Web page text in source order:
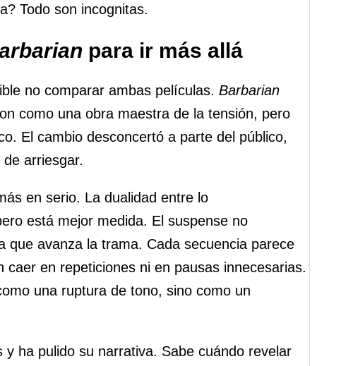
Todo son incognitas.
para ir más allá
no comparar ambas películas. Barbarian
como una obra maestra de la tensión, pero
El cambio desconcertó a parte del público,
arriesgar.
en serio. La dualidad entre lo
está mejor medida. El suspense no
avanza la trama. Cada secuencia parece
en repeticiones ni en pausas innecesarias.
una ruptura de tono, sino como un
ha pulido su narrativa. Sabe cuándo revelar